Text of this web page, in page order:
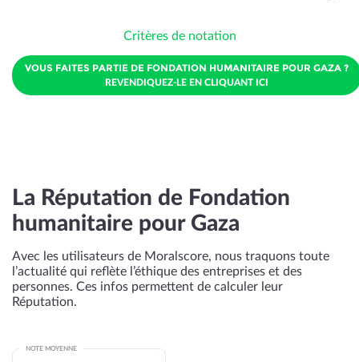
Critères de notation
VOUS FAITES PARTIE DE FONDATION HUMANITAIRE POUR GAZA ?
REVENDIQUEZ-LE EN CLIQUANT ICI
La Réputation de Fondation
humanitaire pour Gaza
Avec les utilisateurs de Moralscore, nous traquons toute
l’actualité qui reflète l’éthique des entreprises et des
personnes. Ces infos permettent de calculer leur
Réputation.
NOTE MOYENNE